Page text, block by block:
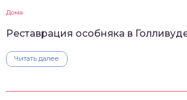
Дома
Реставрация особняка в
Читать далее